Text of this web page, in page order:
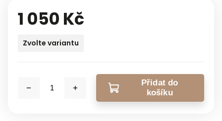
1 050 Kč
Zvolte variantu
Přidat do
košíku